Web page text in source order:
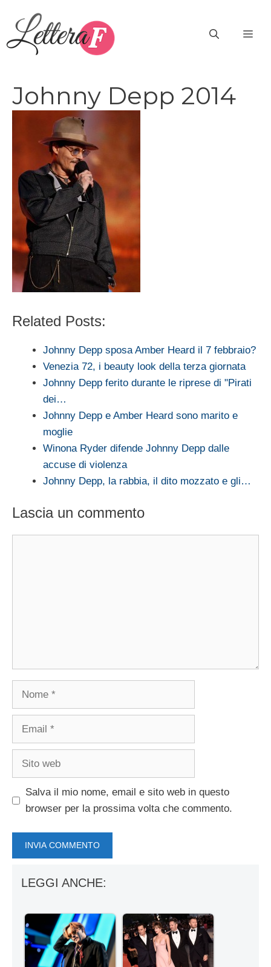
contenuto
Johnny Depp 2014
Related Posts:
Johnny Depp sposa Amber Heard il 7 febbraio?
Venezia 72, i beauty look della terza giornata
Johnny Depp ferito durante le riprese di "Pirati
dei…
Johnny Depp e Amber Heard sono marito e
moglie
Winona Ryder difende Johnny Depp dalle
accuse di violenza
Johnny Depp, la rabbia, il dito mozzato e gli…
Lascia un commento
Nome
Email
Sito
Salva il mio nome, email e sito web in questo
browser per la prossima volta che commento.
LEGGI ANCHE: